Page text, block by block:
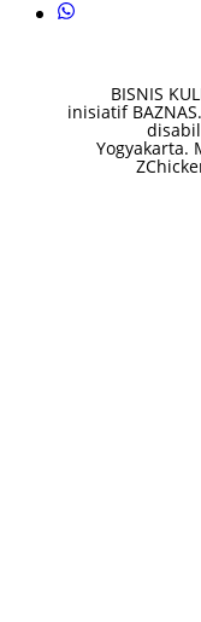
BISNIS
inisiatif
Yogyakarta.